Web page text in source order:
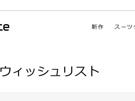
新作 スーツ
ウィッシュリスト